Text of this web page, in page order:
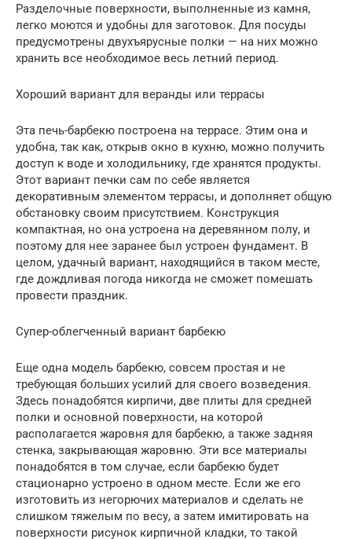
Разделочные поверхности, выполненные из камня,
легко моются и удобны для заготовок. Для посуды
предусмотрены двухъярусные полки — на них можно
хранить все необходимое весь летний период.
Хороший вариант для веранды или террасы
Эта печь-барбекю построена на террасе. Этим она и
удобна, так как, открыв окно в кухню, можно получить
доступ к воде и холодильнику, где хранятся продукты.
Этот вариант печки сам по себе является
декоративным элементом террасы, и дополняет общую
обстановку своим присутствием. Конструкция
компактная, но она устроена на деревянном полу, и
поэтому для нее заранее был устроен фундамент. В
целом, удачный вариант, находящийся в таком месте,
где дождливая погода никогда не сможет помешать
провести праздник.
Супер-облегченный вариант барбекю
Еще одна модель барбекю, совсем простая и не
требующая больших усилий для своего возведения.
Здесь понадобятся кирпичи, две плиты для средней
полки и основной поверхности, на которой
располагается жаровня для барбекю, а также задняя
стенка, закрывающая жаровню. Эти все материалы
понадобятся в том случае, если барбекю будет
стационарно устроено в одном месте. Если же его
изготовить из негорючих материалов и сделать не
слишком тяжелым по весу, а затем имитировать на
поверхности рисунок кирпичной кладки, то такой